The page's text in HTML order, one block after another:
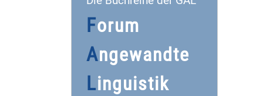
Forum
Angewandte
Linguistik